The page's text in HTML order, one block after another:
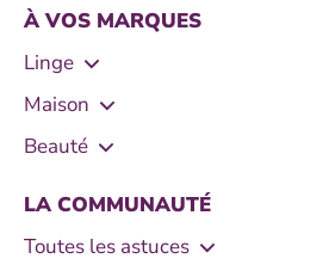
- Bons de réduction Bref WC
- Bons de réduction soins des
- Bons de réduction Coloration
- Bons de réduction Schwarzkopf
- Bons de réduction Gliss
- Enlever une tache de teinture
- Comprendre les différents
- Enlever une tache de résine
- Astuces pour éviter les
chaussures
- Nettoyer et détartrer son lave-
- Comment nettoyer une plaque à
- 7 recettes de masques maison
- Comment lutter contre les
nos 4 masques maison !
- Nos 4 recettes maison pour un
- 5 astuces anti-pellicules
À VOS MARQUES
Linge
- Le Chat
- Xtra total
- Décolor Stop
Maison
- Bref
- Mir Vaisselle
Beauté
- Schwarzkopf Gliss
- Schwarzkopf Taft
LA COMMUNAUTÉ
Toutes les astuces